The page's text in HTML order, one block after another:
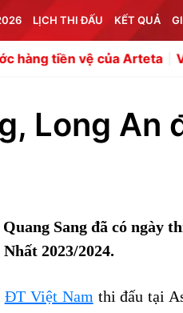
LỊCH THI ĐẤU KẾT QUẢ
Arteta Vướng mức
Long An
Sang đã có ngày
2023/2024.
ĐT Việt Nam thi đấu tại